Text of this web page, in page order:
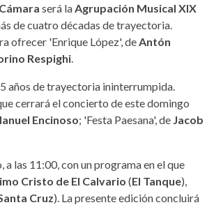
será la Agrupación Musical XIX
de cuatro décadas de trayectoria.
ofrecer 'Enrique López', de Antón
Respighi
años de trayectoria ininterrumpida.
cerrará el concierto de este domingo
Encinoso; 'Festa Paesana', de Jacob
a las 11:00, con un programa en el que
Cristo de El Calvario (El Tanque),
Cruz). La presente edición concluirá